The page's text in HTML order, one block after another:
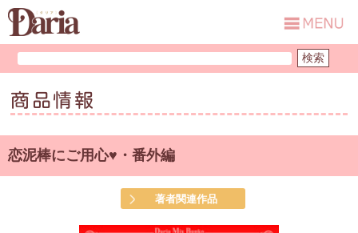
商品情報
恋泥棒にご用心♥・番外編
著者関連作品